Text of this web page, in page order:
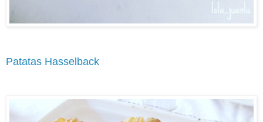
Patatas Hasselback